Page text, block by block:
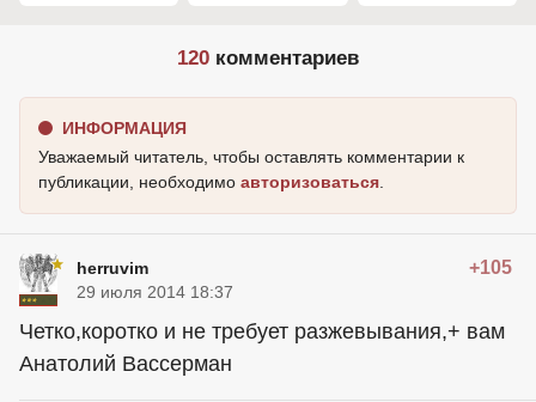
120 комментариев
ИНФОРМАЦИЯ
Уважаемый читатель, чтобы оставлять комментарии к
публикации, необходимо авторизоваться
herruvim +105
29 июля 2014 18:37
Четко,коротко и не требует разжевывания,+ вам
Анатолий Вассерман